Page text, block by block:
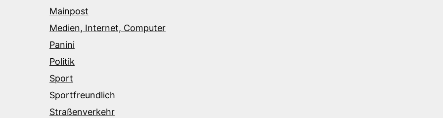
Mainpost
Medien, Internet, Computer
Panini
Politik
Sport
Sportfreundlich
Straßenverkehr